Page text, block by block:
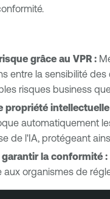
grâce au VPR :
entre la sensibilité
risques business
propriété
automatiquement
de l'IA, protégeant
la conformité :
organismes de